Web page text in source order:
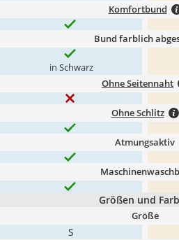
Komfortbund
Bund farblich
in Schwarz
Ohne Seitennaht
Ohne Schlitz
Atmungsaktiv
Größen und
Größe
S